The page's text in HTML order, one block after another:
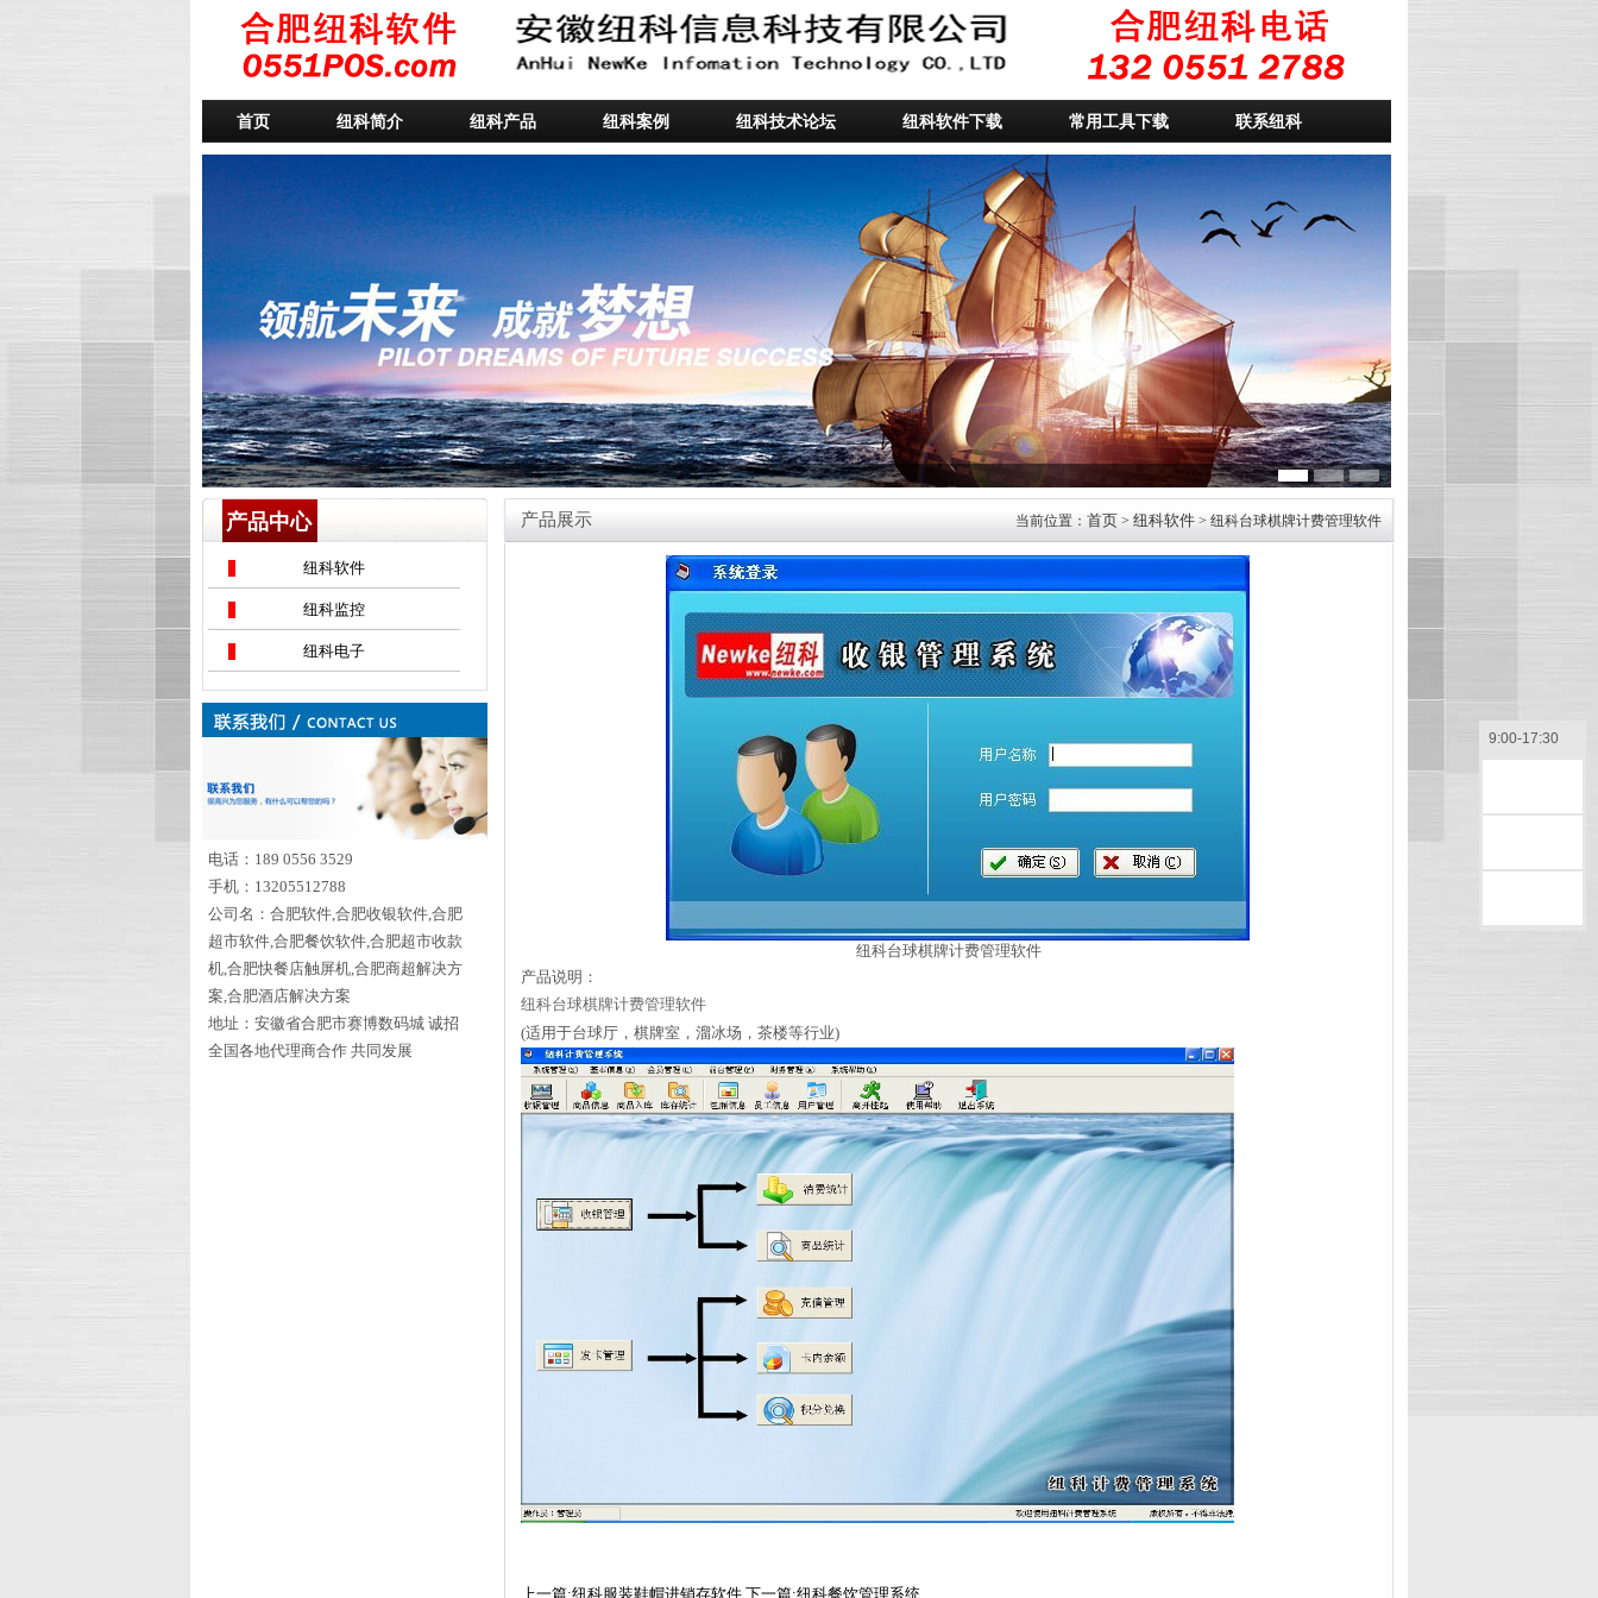
首页 纽科简介 纽科产品 纽科案例 纽科技术论坛 纽科软件下载 常用工具下载 联系纽科
产品中心
纽科软件
纽科监控
纽科电子
电话：189 0556 3529
手机：13205512788
公司名：合肥软件,合肥收银软件,合肥
超市软件,合肥餐饮软件,合肥超市收款
机,合肥快餐店触屏机,合肥商超解决方
案,合肥酒店解决方案
地址：安徽省合肥市赛博数码城 诚招
全国各地代理商合作 共同发展
当前位置： 首页 > 纽科软件 > 纽科台球棋牌计费管理软件
产品展示
纽科台球棋牌计费管理软件
产品说明：
纽科台球棋牌计费管理软件
(适用于台球厅，棋牌室，溜冰场，茶楼等行业)
上一篇:纽科服装鞋帽进销存软件 下一篇:纽科餐饮管理系统
9:00-17:30